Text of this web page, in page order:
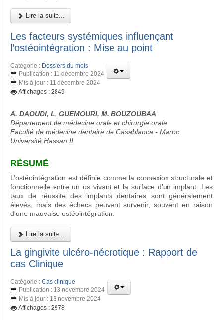
Lire la suite...
Les facteurs systémiques influençant
l’ostéointégration : Mise au point
Catégorie : Dossiers du mois
Publication : 11 décembre 2024
Mis à jour : 11 décembre 2024
Affichages : 2849
A. DAOUDI, L. GUEMOURI, M. BOUZOUBAA
Département de médecine orale et chirurgie orale
Faculté de médecine dentaire de Casablanca - Maroc
Université Hassan II
RÉSUMÉ
L’ostéointégration est définie comme la connexion structurale et
fonctionnelle entre un os vivant et la surface d’un implant. Les
taux de réussite des implants dentaires sont généralement
élevés, mais des échecs peuvent survenir, souvent en raison
d'une mauvaise ostéointégration.
Lire la suite...
La gingivite ulcéro-nécrotique : Rapport de
cas Clinique
Catégorie : Cas clinique
Publication : 13 novembre 2024
Mis à jour : 13 novembre 2024
Affichages : 2978